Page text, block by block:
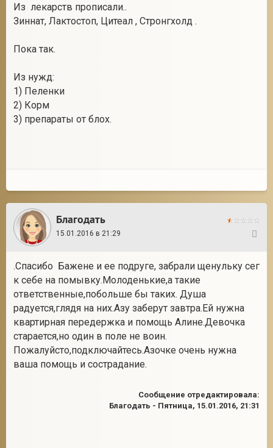
Из лекарств прописали..
Зиннат, Лактостоп, Цитеал , Стронгхолд .
Пока так.
Из нужд:
1) Пеленки
2) Корм
3) препараты от блох.
Благодать
15.01.2016 в 21:29
.Спасибо Бажене и ее подруге, забрали щенульку сег
к себе на помывку.Молоденькие,а такие
ответственные,побольше бы таких. Душа
радуется,глядя на них.Азу заберут завтра.Ей нужна
квартирная передержка и помощь Алине.Девочка
старается,но один в поле не воин.
Пожалуйсто,подключайтесь.Азочке очень нужна
ваша помощь и сострадание.
Сообщение отредактировала:
Благодать - Пятница, 15.01.2016, 21:31